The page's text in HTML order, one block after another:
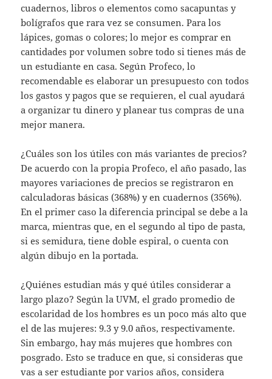
cuadernos, libros o elementos como sacapuntas y
bolígrafos que rara vez se consumen. Para los
lápices, gomas o colores; lo mejor es comprar en
cantidades por volumen sobre todo si tienes más de
un estudiante en casa. Según Profeco, lo
recomendable es elaborar un presupuesto con todos
los gastos y pagos que se requieren, el cual ayudará
a organizar tu dinero y planear tus compras de una
mejor manera.
¿Cuáles son los útiles con más variantes de precios?
De acuerdo con la propia Profeco, el año pasado, las
mayores variaciones de precios se registraron en
calculadoras básicas (368%) y en cuadernos (356%).
En el primer caso la diferencia principal se debe a la
marca, mientras que, en el segundo al tipo de pasta,
si es semidura, tiene doble espiral, o cuenta con
algún dibujo en la portada.
¿Quiénes estudian más y qué útiles considerar a
largo plazo? Según la UVM, el grado promedio de
escolaridad de los hombres es un poco más alto que
el de las mujeres: 9.3 y 9.0 años, respectivamente.
Sin embargo, hay más mujeres que hombres con
posgrado. Esto se traduce en que, si consideras que
vas a ser estudiante por varios años, considera